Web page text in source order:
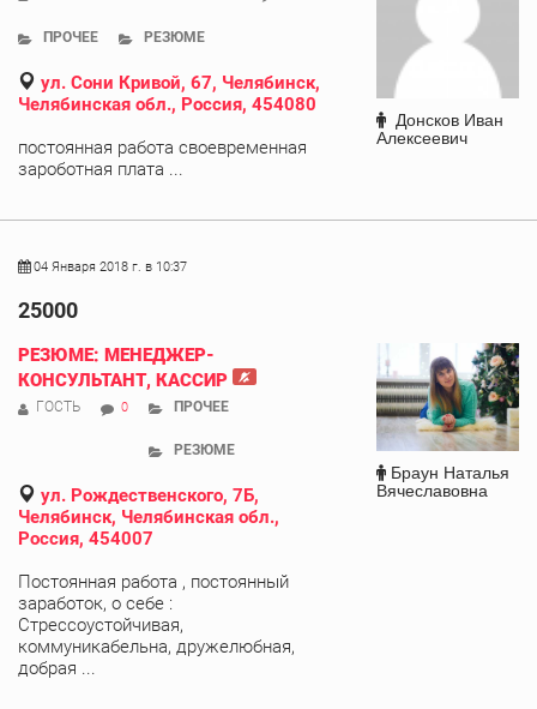
ПРОЧЕЕ РЕЗЮМЕ
ул. Сони Кривой, 67, Челябинск,
Челябинская обл., Россия, 454080
постоянная работа своевременная
зароботная плата ...
Донсков Иван
Алексеевич
04 Января 2018 г. в 10:37
25000
РЕЗЮМЕ: МЕНЕДЖЕР-
КОНСУЛЬТАНТ, КАССИР
ГОСТЬ 0 ПРОЧЕЕ
РЕЗЮМЕ
ул. Рождественского, 7Б,
Челябинск, Челябинская обл.,
Россия, 454007
Постоянная работа , постоянный
заработок, о себе :
Стрессоустойчивая,
коммуникабельна, дружелюбная,
добрая ...
Браун Наталья
Вячеславовна